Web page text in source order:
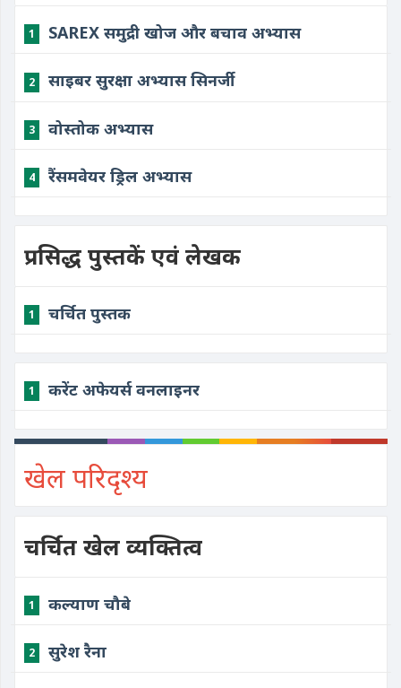
1 SAREX समुद्री खोज और बचाव अभ्यास
2 साइबर सुरक्षा अभ्यास सिनर्जी
3 वोस्तोक अभ्यास
4 रैंसमवेयर ड्रिल अभ्यास
प्रसिद्ध पुस्तकें एवं लेखक
1 चर्चित पुस्तक
1 करेंट अफेयर्स वनलाइनर
खेल परिदृश्य
चर्चित खेल व्यक्तित्व
1 कल्याण चौबे
2 सुरेश रैना